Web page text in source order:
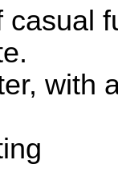
casual
with